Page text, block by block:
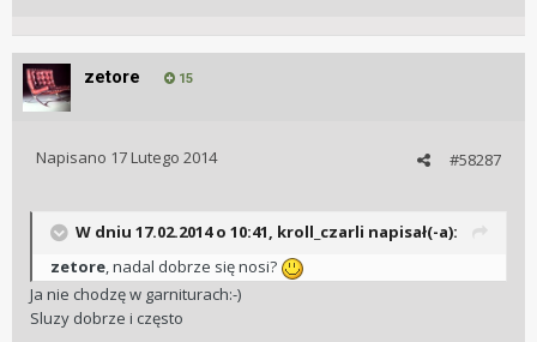
zetore 15
#58287
Napisano 17 Lutego 2014
W dniu 17.02.2014 o 10:41, kroll_czarli napisał(-a):
zetore, nadal dobrze się nosi?
Ja nie chodzę w garniturach:-)
Sluzy dobrze i często